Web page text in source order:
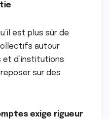
est plus sûr de
autour
et d’institutions
sur des
exige rigueur